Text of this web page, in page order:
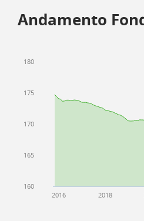
Andamento
2016 2018
160
165
170
175
180